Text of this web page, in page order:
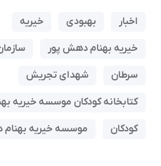
اخبار بهبودی
خیریه
خیریه بهنام دهش پور
سرطان
شهدای تجریش
کتابخانه کودکان موسسه خیریه
کودکان
موسسه خیریه